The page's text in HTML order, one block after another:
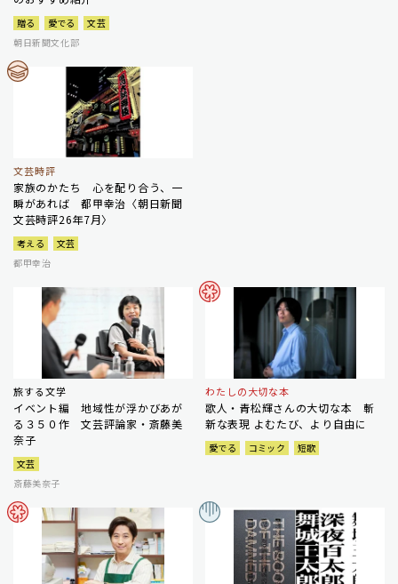
贈る 愛でる
文芸
朝日新聞文化部
文芸時評
家族のかたち 心を配り合う、一
瞬があれば 都甲幸治〈朝日新聞
文芸時評26年7月〉
考える
文芸
都甲幸治
旅する文学
イベント編 地域性が浮かびあが
る３５０作 文芸評論家・斎藤美
奈子
文芸
斎藤美奈子
わたしの大切な本
歌人・青松輝さんの大切な本 斬
新な表現 よむたび、より自由に
愛でる コミック 短歌